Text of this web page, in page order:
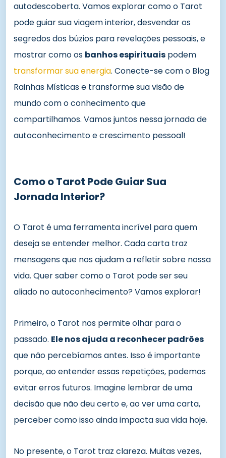
autodescoberta. Vamos explorar como o Tarot
pode guiar sua viagem interior, desvendar os
segredos dos búzios para revelações pessoais, e
mostrar como os banhos espirituais podem
transformar sua energia. Conecte-se com o Blog
Rainhas Místicas e transforme sua visão de
mundo com o conhecimento que
compartilhamos. Vamos juntos nessa jornada de
autoconhecimento e crescimento pessoal!
Como o Tarot Pode Guiar Sua
Jornada Interior?
O Tarot é uma ferramenta incrível para quem
deseja se entender melhor. Cada carta traz
mensagens que nos ajudam a refletir sobre nossa
vida. Quer saber como o Tarot pode ser seu
aliado no autoconhecimento? Vamos explorar!
Primeiro, o Tarot nos permite olhar para o
passado. Ele nos ajuda a reconhecer padrões
que não percebíamos antes. Isso é importante
porque, ao entender essas repetições, podemos
evitar erros futuros. Imagine lembrar de uma
decisão que não deu certo e, ao ver uma carta,
perceber como isso ainda impacta sua vida hoje.
No presente, o Tarot traz clareza. Muitas vezes,